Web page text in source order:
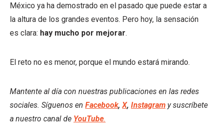
México ya ha demostrado en el pasado que puede estar a
la altura de los grandes eventos. Pero hoy, la sensación
es clara: hay mucho por mejorar.
El reto no es menor, porque el mundo estará mirando.
Mantente al día con nuestras publicaciones en las redes
sociales. Síguenos en Facebook, X, Instagram y suscríbete
a nuestro canal de YouTube.